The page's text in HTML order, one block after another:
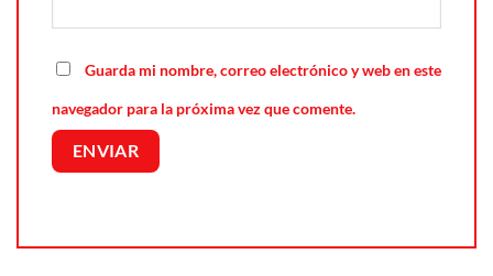
Guarda mi nombre, correo electrónico y web en este
navegador para la próxima vez que comente.